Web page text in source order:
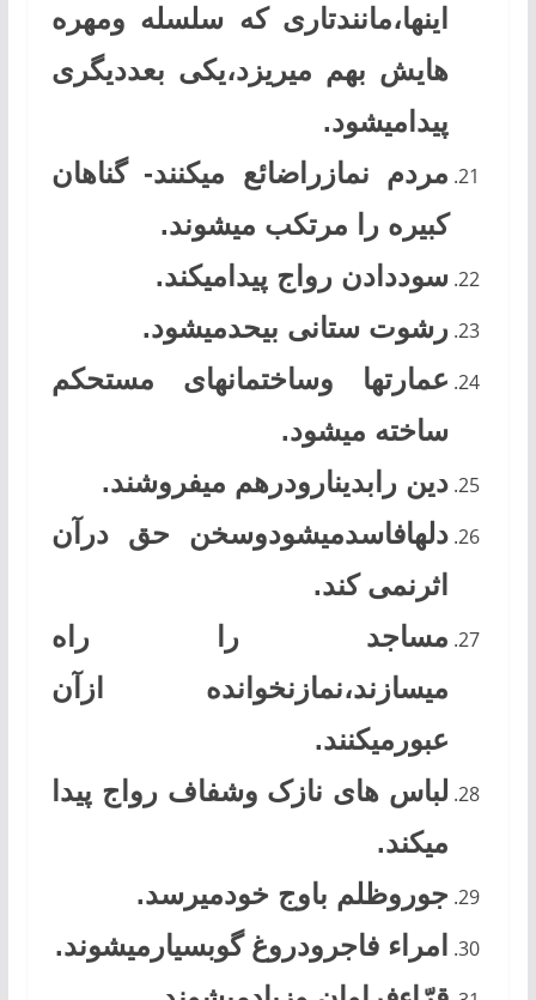
اینها،مانندتاری که سلسله ومهره
هایش بهم میریزد،یکی بعددیگری
پیدامیشود.
مردم نمازراضائع میکنند- گناهان
کبیره را مرتکب میشوند.
سوددادن رواج پیدامیکند.
رشوت ستانی بیحدمیشود.
عمارتها وساختمانهای مستحکم
ساخته میشود.
دین رابدینارودرهم میفروشند.
دلهافاسدمیشودوسخن حق درآن
اثرنمی کند.
مساجد را راه
میسازند،نمازنخوانده ازآن
عبورمیکنند.
لباس های نازک وشفاف رواج پیدا
میکند.
جوروظلم باوج خودمیرسد.
امراء فاجرودروغ گوبسیارمیشوند.